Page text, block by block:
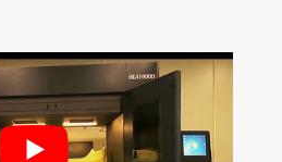
3D_Altair
Phần Mềm Geomagic: Phân Tích
Khuyết Tật RE & QC
Dịch Vụ